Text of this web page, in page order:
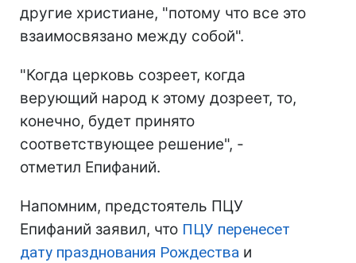
другие христиане, "потому что все это
взаимосвязано между собой".
"Когда церковь созреет, когда
верующий народ к этому дозреет, то,
конечно, будет принято
соответствующее решение", -
отметил Епифаний.
Напомним, предстоятель ПЦУ
Епифаний заявил, что ПЦУ перенесет
дату празднования Рождества и